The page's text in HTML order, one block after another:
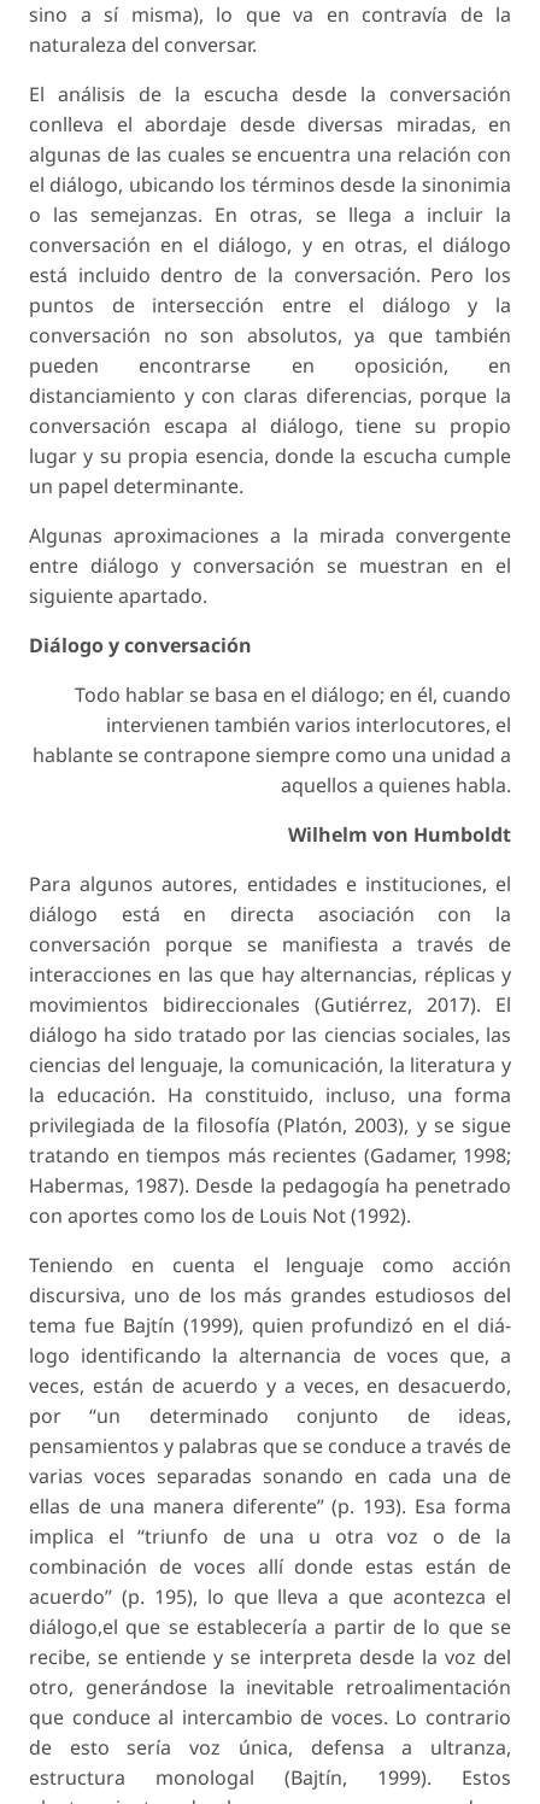
sino a sí misma), lo que va en contravía de la
naturaleza del conversar.
El análisis de la escucha desde la conversación
conlleva el abordaje desde diversas miradas, en
algunas de las cuales se encuentra una relación con
el diálogo, ubicando los términos desde la sinonimia
o las semejanzas. En otras, se llega a incluir la
conversación en el diálogo, y en otras, el diálogo
está incluido dentro de la conversación. Pero los
puntos de intersección entre el diálogo y la
conversación no son absolutos, ya que también
pueden encontrarse en oposición, en
distanciamiento y con claras diferencias, porque la
conversación escapa al diálogo, tiene su propio
lugar y su propia esencia, donde la escucha cumple
un papel determinante.
Algunas aproximaciones a la mirada convergente
entre diálogo y conversación se muestran en el
siguiente apartado.
Diálogo y conversación
Todo hablar se basa en el diálogo; en él, cuando
intervienen también varios interlocutores, el
hablante se contrapone siempre como una unidad a
aquellos a quienes habla.
Wilhelm von Humboldt
Para algunos autores, entidades e instituciones, el
diálogo está en directa asociación con la
conversación porque se manifiesta a través de
interacciones en las que hay alternancias, réplicas y
movimientos bidireccionales (Gutiérrez, 2017). El
diálogo ha sido tratado por las ciencias sociales, las
ciencias del lenguaje, la comunicación, la literatura y
la educación. Ha constituido, incluso, una forma
privilegiada de la filosofía (Platón, 2003), y se sigue
tratando en tiempos más recientes (Gadamer, 1998;
Habermas, 1987). Desde la pedagogía ha penetrado
con aportes como los de Louis Not (1992).
Teniendo en cuenta el lenguaje como acción
discursiva, uno de los más grandes estudiosos del
tema fue Bajtín (1999), quien profundizó en el diá-
logo identificando la alternancia de voces que, a
veces, están de acuerdo y a veces, en desacuerdo,
por “un determinado conjunto de ideas,
pensamientos y palabras que se conduce a través de
varias voces separadas sonando en cada una de
ellas de una manera diferente” (p. 193). Esa forma
implica el “triunfo de una u otra voz o de la
combinación de voces allí donde estas están de
acuerdo” (p. 195), lo que lleva a que acontezca el
diálogo,el que se establecería a partir de lo que se
recibe, se entiende y se interpreta desde la voz del
otro, generándose la inevitable retroalimentación
que conduce al intercambio de voces. Lo contrario
de esto sería voz única, defensa a ultranza,
estructura monologal (Bajtín, 1999). Estos